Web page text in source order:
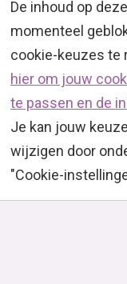
De inhoud op
momenteel
cookie-keuzes te
hier om jouw
te passen en de
Je kan jouw
wijzigen door
"Cookie-